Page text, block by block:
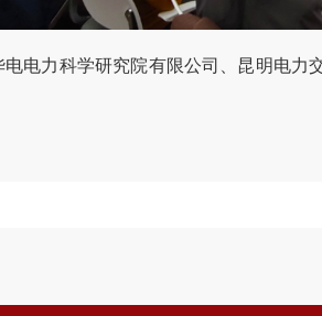
电力科学研究院有限公司、昆明电